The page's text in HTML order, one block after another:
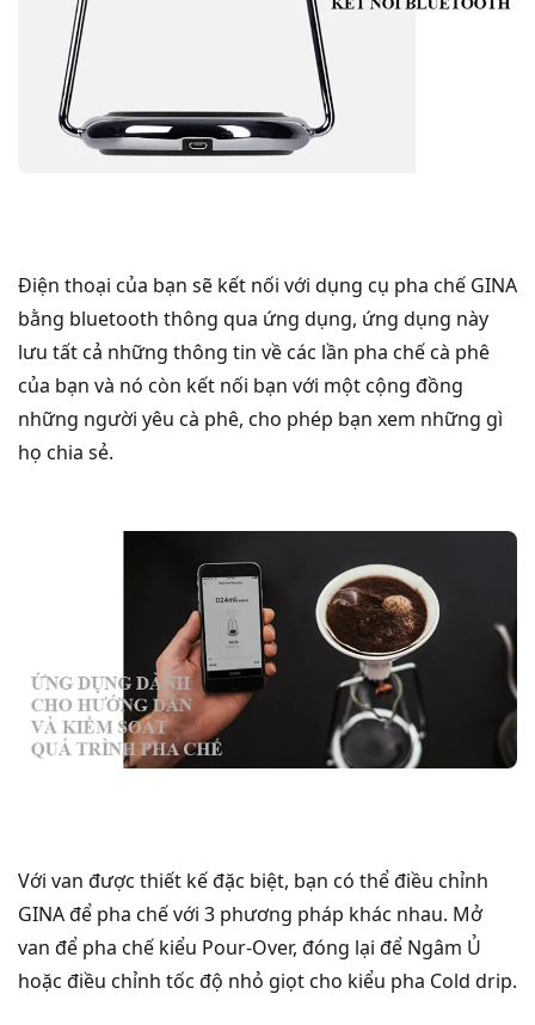
Điện thoại của bạn sẽ kết nối với dụng cụ pha chế GINA
bằng bluetooth thông qua ứng dụng, ứng dụng này
lưu tất cả những thông tin về các lần pha chế cà phê
của bạn và nó còn kết nối bạn với một cộng đồng
những người yêu cà phê, cho phép bạn xem những gì
họ chia sẻ.
Với van được thiết kế đặc biệt, bạn có thể điều chỉnh
GINA để pha chế với 3 phương pháp khác nhau. Mở
van để pha chế kiểu Pour-Over, đóng lại để Ngâm Ủ
hoặc điều chỉnh tốc độ nhỏ giọtcho kiểu pha Cold drip.